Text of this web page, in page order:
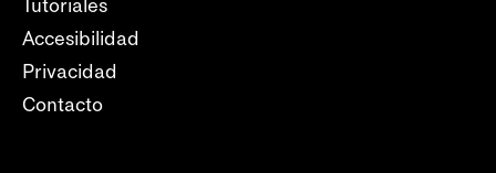
Tutoriales
Accesibilidad
Privacidad
Contacto